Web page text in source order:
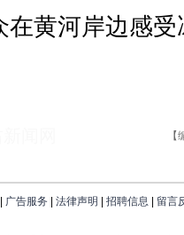
在黄河岸边感受
广告服务 法律声明 招聘信息 留言